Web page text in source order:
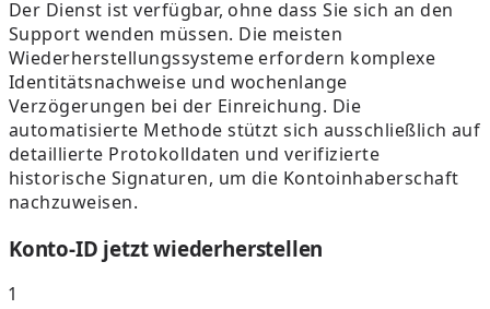
Der Dienst ist verfügbar, ohne dass Sie sich an den
Support wenden müssen. Die meisten
Wiederherstellungssysteme erfordern komplexe
Identitätsnachweise und wochenlange
Verzögerungen bei der Einreichung. Die
automatisierte Methode stützt sich ausschließlich auf
detaillierte Protokolldaten und verifizierte
historische Signaturen, um die Kontoinhaberschaft
nachzuweisen.
Konto-ID jetzt wiederherstellen
1